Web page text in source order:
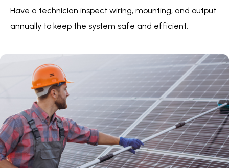
Have a technician inspect wiring, mounting, and output
annually to keep the system safe and efficient.